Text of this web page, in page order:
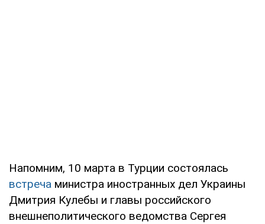
Напомним, 10 марта в Турции состоялась
встреча министра иностранных дел Украины
Дмитрия Кулебы и главы российского
внешнеполитического ведомства Сергея